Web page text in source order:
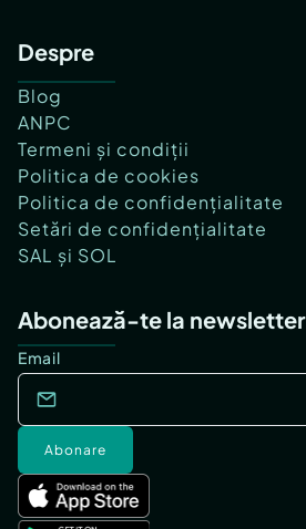
Despre
Blog
ANPC
Termeni și condiții
Politica de cookies
Politica de confidențialitate
Setări de confidențialitate
SAL și SOL
Abonează-te la newsletter
Email
Abonare